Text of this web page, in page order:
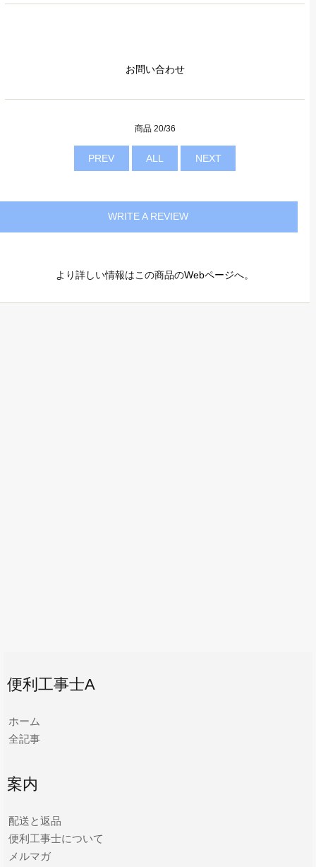
お問い合わせ
商品 20/36
PREV ALL NEXT
WRITE A REVIEW
より詳しい情報はこの商品のWebページへ。
便利工事士A
ホーム
全記事
案内
配送と返品
便利工事士について
メルマガ